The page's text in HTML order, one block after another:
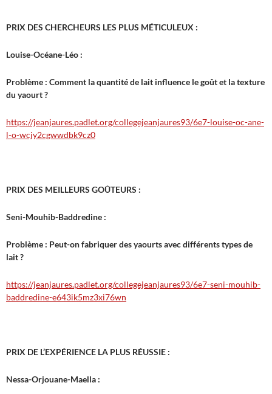
PRIX DES CHERCHEURS LES PLUS MÉTICULEUX :
Louise-Océane-Léo :
Problème : Comment la quantité de lait influence le goût et la texture
du yaourt ?
https://jeanjaures.padlet.org/collegejeanjaures93/6e7-louise-oc-ane-
l-o-wcjy2cgwwdbk9cz0
PRIX DES MEILLEURS GOÛTEURS :
Seni-Mouhib-Baddredine :
Problème : Peut-on fabriquer des yaourts avec différents types de
lait ?
https://jeanjaures.padlet.org/collegejeanjaures93/6e7-seni-mouhib-
baddredine-e643ik5mz3xi76wn
PRIX DE L’EXPÉRIENCE LA PLUS RÉUSSIE :
Nessa-Orjouane-Maella :